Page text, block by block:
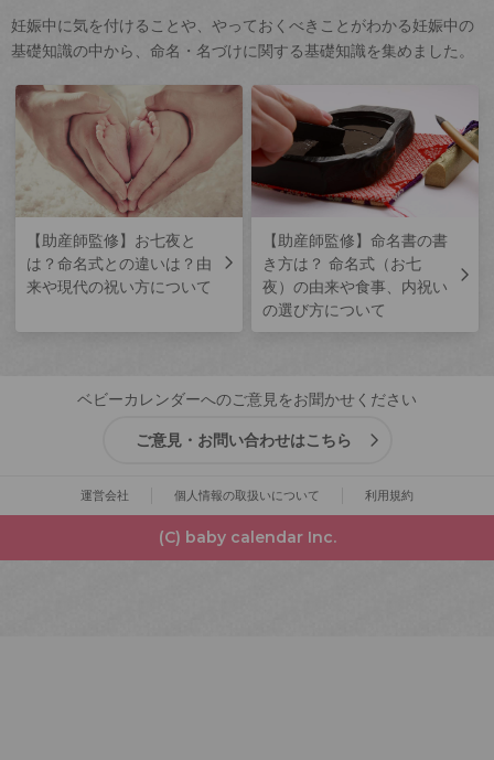
妊娠中に気を付けることや、やっておくべきことがわかる妊娠中の
基礎知識の中から、命名・名づけに関する基礎知識を集めました。
【助産師監修】お七夜と
は？命名式との違いは？由
来や現代の祝い方について
【助産師監修】命名書の書
き方は？ 命名式（お七
夜）の由来や食事、内祝い
の選び方について
ベビーカレンダーへのご意見をお聞かせください
ご意見・お問い合わせはこちら
運営会社 個人情報の取扱いについて 利用規約
(C) baby calendar Inc.